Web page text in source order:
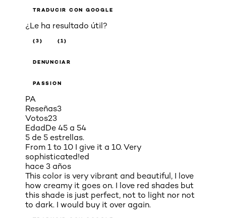
TRADUCIR CON GOOGLE
¿Le ha resultado útil?
(3) (1)
DENUNCIAR
PASSION
PA
Reseñas3
Votos23
EdadDe 45 a 54
5 de 5 estrellas.
From 1 to 10 I give it a 10. Very
sophisticated!ed
hace 3 años
This color is very vibrant and beautiful, I love
how creamy it goes on. I love red shades but
this shade is just perfect, not to light nor not
to dark. I would buy it over again.